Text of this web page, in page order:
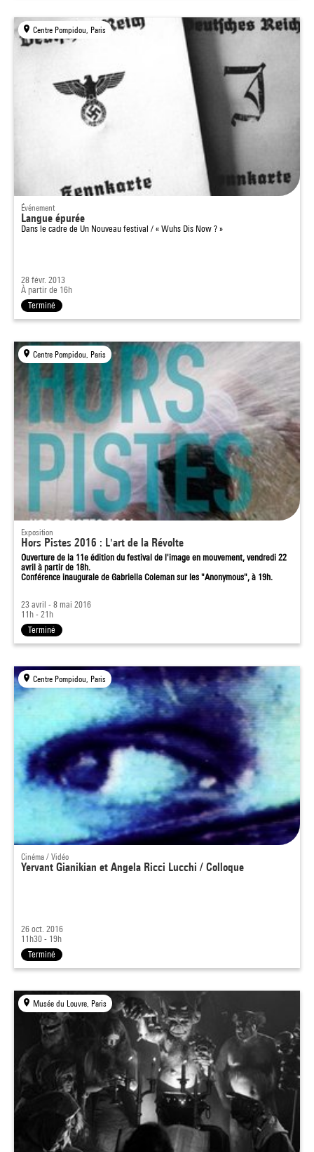
Centre Pompidou, Paris
Événement
Langue épurée
Dans le cadre de Un Nouveau festival / « Wuhs Dis Now ? »
28 févr. 2013
À partir de 16h
Terminé
Centre Pompidou, Paris
Exposition
Hors Pistes 2016 : L'art de la Révolte
Ouverture de la 11e édition du festival de l'image en mouvement, vendredi 22
avril à partir de 18h.
Conférence inaugurale de Gabriella Coleman sur les "Anonymous", à 19h.
23 avril - 8 mai 2016
11h - 21h
Terminé
Centre Pompidou, Paris
Cinéma / Vidéo
Yervant Gianikian et Angela Ricci Lucchi / Colloque
26 oct. 2016
11h30 - 19h
Terminé
Musée du Louvre, Paris